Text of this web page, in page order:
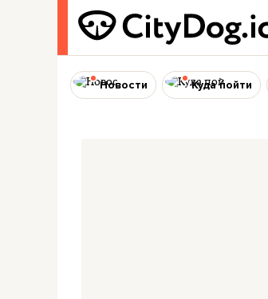
Новости Куда пойти